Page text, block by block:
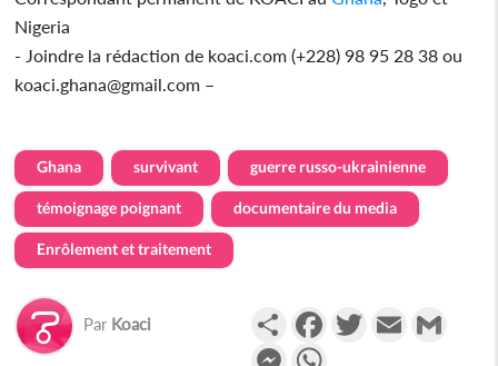
Nigeria
- Joindre la rédaction de koaci.com (+228) 98 95 28 38 ou
koaci.ghana@gmail.com –
Ghana survivant guerre russo-ukrainienne
témoignage poignant documentaire du media
Enrôlement et traitement
Par Koaci PartagerFacebookTwitterEmail
Messenger